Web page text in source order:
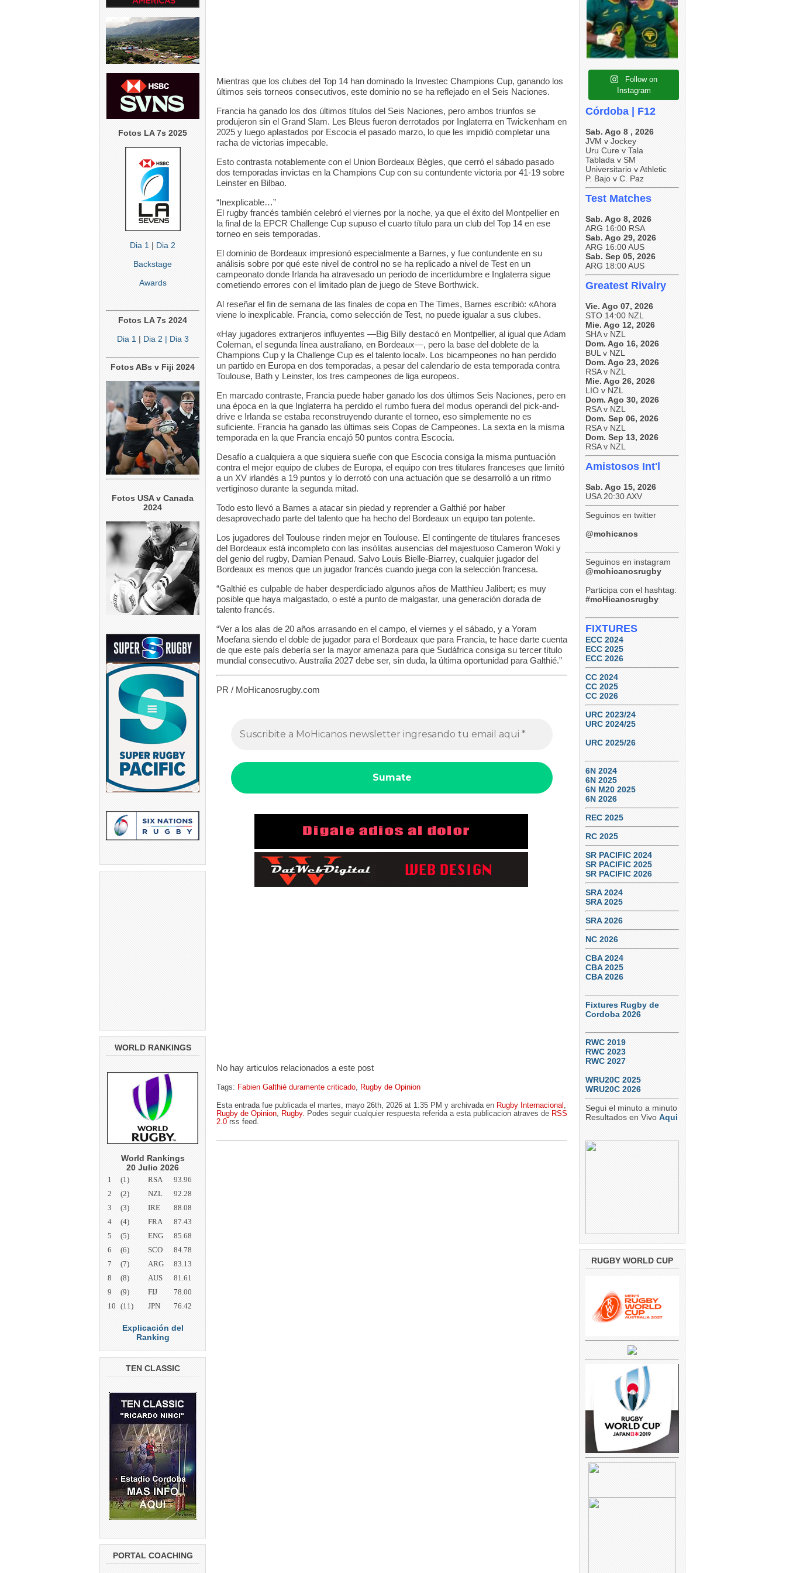
Fotos LA 7s 2025
Dia 1 | Dia 2
Backstage
Awards
Fotos LA 7s 2024
Dia 1 | Dia 2 | Dia 3
Fotos ABs v Fiji 2024
Fotos USA v Canada
2024
WORLD RANKINGS
World Rankings
20 Julio 2026
1 (1) RSA
93.96
2
(2) NZL
92.28
3
(3) IRE
88.08
4
(4) FRA
87.43
5
(5) ENG
85.68
6
(6) SCO
84.78
7
(7) ARG
83.13
8
(8) AUS
81.61
9
(9) FIJ
78.00
10 (11) JPN 76.42
Explicación del
Ranking
TEN CLASSIC
PORTAL COACHING
Mientras que los clubes del Top 14 han dominado la Investec Champions Cup, ganando los
últimos seis torneos consecutivos, este dominio no se ha reflejado en el Seis Naciones.
Francia ha ganado los dos últimos títulos del Seis Naciones, pero ambos triunfos se
produjeron sin el Grand Slam. Les Bleus fueron derrotados por Inglaterra en Twickenham en
2025 y luego aplastados por Escocia el pasado marzo, lo que les impidió completar una
racha de victorias impecable.
Esto contrasta notablemente con el Union Bordeaux Bègles, que cerró el sábado pasado
dos temporadas invictas en la Champions Cup con su contundente victoria por 41-19 sobre
Leinster en Bilbao.
“Inexplicable…”
El rugby francés también celebró el viernes por la noche, ya que el éxito del Montpellier en
la final de la EPCR Challenge Cup supuso el cuarto título para un club del Top 14 en ese
torneo en seis temporadas.
El dominio de Bordeaux impresionó especialmente a Barnes, y fue contundente en su
análisis sobre por qué este nivel de control no se ha replicado a nivel de Test en un
campeonato donde Irlanda ha atravesado un periodo de incertidumbre e Inglaterra sigue
cometiendo errores con el limitado plan de juego de Steve Borthwick.
Al reseñar el fin de semana de las finales de copa en The Times, Barnes escribió: «Ahora
viene lo inexplicable. Francia, como selección de Test, no puede igualar a sus clubes.
«Hay jugadores extranjeros influyentes —Big Billy destacó en Montpellier, al igual que Adam
Coleman, el segunda línea australiano, en Bordeaux—, pero la base del doblete de la
Champions Cup y la Challenge Cup es el talento local». Los bicampeones no han perdido
un partido en Europa en dos temporadas, a pesar del calendario de esta temporada contra
Toulouse, Bath y Leinster, los tres campeones de liga europeos.
En marcado contraste, Francia puede haber ganado los dos últimos Seis Naciones, pero en
una época en la que Inglaterra ha perdido el rumbo fuera del modus operandi del pick-and-
drive e Irlanda se estaba reconstruyendo durante el torneo, eso simplemente no es
suficiente. Francia ha ganado las últimas seis Copas de Campeones. La sexta en la misma
temporada en la que Francia encajó 50 puntos contra Escocia.
Desafío a cualquiera a que siquiera sueñe con que Escocia consiga la misma puntuación
contra el mejor equipo de clubes de Europa, el equipo con tres titulares franceses que limitó
a un XV irlandés a 19 puntos y lo derrotó con una actuación que se desarrolló a un ritmo
vertiginoso durante la segunda mitad.
Todo esto llevó a Barnes a atacar sin piedad y reprender a Galthié por haber
desaprovechado parte del talento que ha hecho del Bordeaux un equipo tan potente.
Los jugadores del Toulouse rinden mejor en Toulouse. El contingente de titulares franceses
del Bordeaux está incompleto con las insólitas ausencias del majestuoso Cameron Woki y
del genio del rugby, Damian Penaud. Salvo Louis Bielle-Biarrey, cualquier jugador del
Bordeaux es menos que un jugador francés cuando juega con la selección francesa.
“Galthié es culpable de haber desperdiciado algunos años de Matthieu Jalibert; es muy
posible que haya malgastado, o esté a punto de malgastar, una generación dorada de
talento francés.
“Ver a los alas de 20 años arrasando en el campo, el viernes y el sábado, y a Yoram
Moefana siendo el doble de jugador para el Bordeaux que para Francia, te hace darte cuenta
de que este país debería ser la mayor amenaza para que Sudáfrica consiga su tercer título
mundial consecutivo. Australia 2027 debe ser, sin duda, la última oportunidad para Galthié.”
PR / MoHicanosrugby.com
No hay articulos relacionados a este post
Tags: Fabien Galthié duramente criticado, Rugby de Opinion
Esta entrada fue publicada el martes, mayo 26th, 2026 at 1:35 PM y archivada en Rugby Internacional ,
Rugby de Opinion, Rugby. Podes seguir cualquier respuesta referida a esta publicacion atraves de RSS
2.0 rss feed.
5 0 5 0
Follow on
Instagram
Córdoba | F12
Sab. Ago 8 , 2026
JVM v Jockey
Uru Cure v Tala
Tablada v SM
Universitario v Athletic
P. Bajo v C. Paz
Test Matches
Sab. Ago 8, 2026
ARG 16:00 RSA
Sab. Ago 29, 2026
ARG 16:00 AUS
Sab. Sep 05, 2026
ARG 18:00 AUS
Greatest Rivalry
Vie. Ago 07, 2026
STO 14:00 NZL
Mie. Ago 12, 2026
SHA v NZL
Dom. Ago 16, 2026
BUL v NZL
Dom. Ago 23, 2026
RSA v NZL
Mie. Ago 26, 2026
LIO v NZL
Dom. Ago 30, 2026
RSA v NZL
Dom. Sep 06, 2026
RSA v NZL
Dom. Sep 13, 2026
RSA v NZL
Amistosos Int'l
Sab. Ago 15, 2026
USA 20:30 AXV
Seguinos en twitter
@mohicanos
Seguinos en instagram
@mohicanosrugby
Participa con el hashtag:
#moHicanosrugby
FIXTURES
ECC 2024
ECC 2025
ECC 2026
CC 2024
CC 2025
CC 2026
URC 2023/24
URC 2024/25
URC 2025/26
6N 2024
6N 2025
6N M20 2025
6N 2026
REC 2025
RC 2025
SR PACIFIC 2024
SR PACIFIC 2025
SR PACIFIC 2026
SRA 2024
SRA 2025
SRA 2026
NC 2026
CBA 2024
CBA 2025
CBA 2026
Fixtures Rugby de
Cordoba 2026
RWC 2019
RWC 2023
RWC 2027
WRU20C 2025
WRU20C 2026
Segui el minuto a minuto
Resultados en Vivo Aqui
RUGBY WORLD CUP